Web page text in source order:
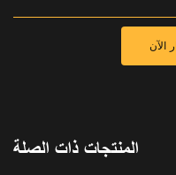
الآن
المنتجات ذات الصلة